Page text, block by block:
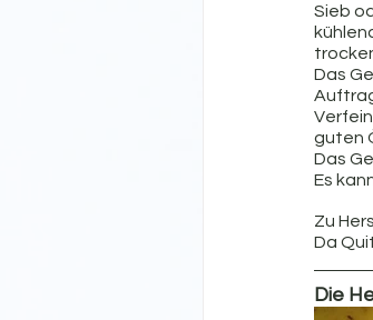
Sieb
Das
guten
Das
Es
Zu
Da
Die